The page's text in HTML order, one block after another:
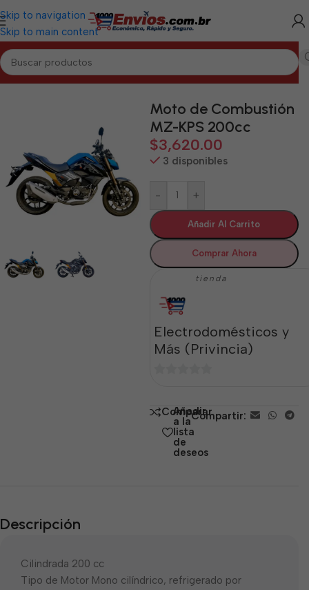
Skip to navigation
Skip to main content
Inicio/SANCTI SPÍRITUS/Motos de Combustión Sancti Spíritus
Moto de Combustión
MZ-KPS 200cc
$3,620.00
3 disponibles
- +
Añadir Al Carrito
Comprar Ahora
tienda
Electrodomésticos y
Más (Privincia)
5 Comparar
Añadir
a la
lista
de
deseos
Compartir:
Descripción
Cilindrada 200 cc
Tipo de Motor Mono cilíndrico, refrigerado por